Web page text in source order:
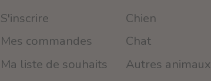
S'inscrire
Mes commandes
Ma liste de souhaits
Chien
Chat
Autres animaux